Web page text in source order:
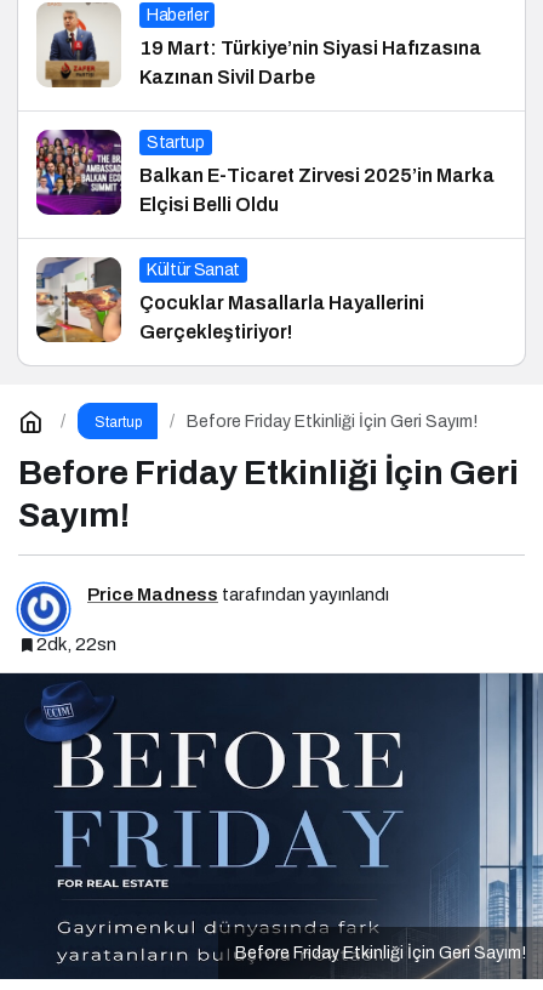
Haberler
19 Mart: Türkiye’nin Siyasi Hafızasına
Kazınan Sivil Darbe
Startup
Balkan E-Ticaret Zirvesi 2025’in Marka
Elçisi Belli Oldu
Kültür Sanat
Çocuklar Masallarla Hayallerini
Gerçekleştiriyor!
Startup Before Friday Etkinliği İçin Geri Sayım!
Before Friday Etkinliği İçin Geri
Sayım!
Price Madness tarafından yayınlandı
2dk, 22sn
Before Friday Etkinliği İçin Geri Sayım!